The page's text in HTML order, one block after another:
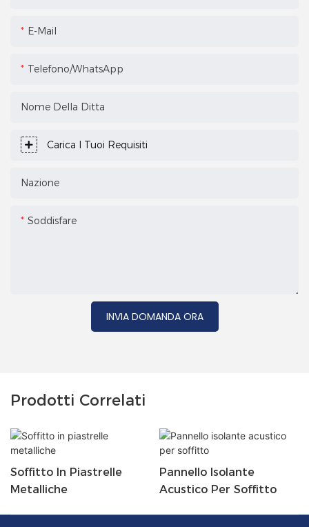
E-Mail
Telefono/WhatsApp
Nome Della Ditta
Carica I Tuoi Requisiti
Nazione
Soddisfare
INVIA DOMANDA ORA
Prodotti Correlati
Soffitto In Piastrelle
Metalliche
Pannello Isolante
Acustico Per Soffitto